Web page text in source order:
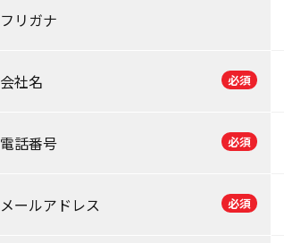
フリガナ
会社名 必須
電話番号 必須
メールアドレス 必須